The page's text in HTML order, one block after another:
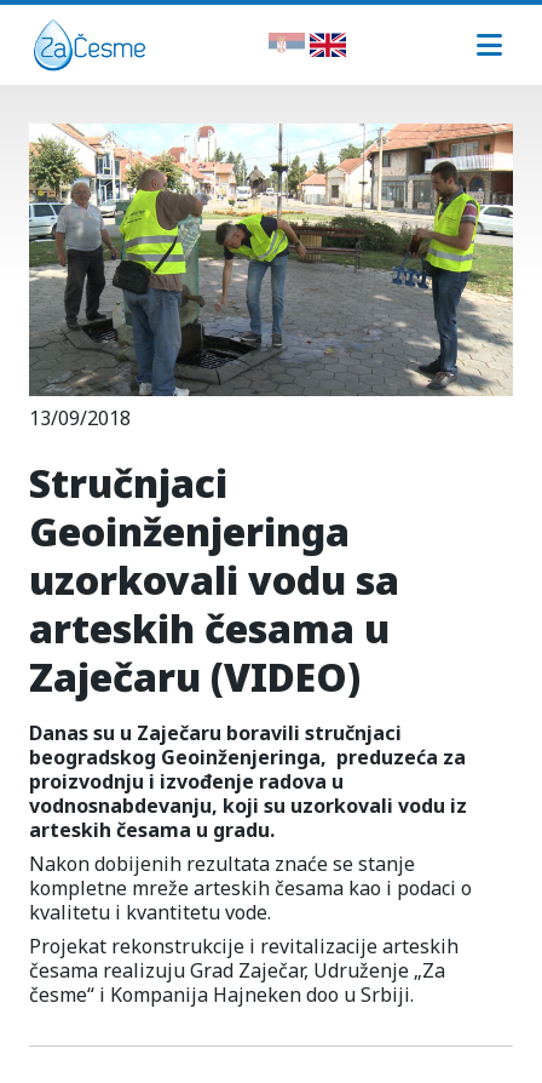
13/09/2018
Stručnjaci
Geoinženjeringa
uzorkovali vodu sa
arteskih česama u
Zaječaru (VIDEO)
Danas su u Zaječaru boravili stručnjaci
beogradskog Geoinženjeringa, preduzeća za
proizvodnju i izvođenje radova u
vodnosnabdevanju, koji su uzorkovali vodu iz
arteskih česama u gradu.
Nakon dobijenih rezultata znaće se stanje
kompletne mreže arteskih česama kao i podaci o
kvalitetu i kvantitetu vode.
Projekat rekonstrukcije i revitalizacije arteskih
česama realizuju Grad Zaječar, Udruženje „Za
česme“ i Kompanija Hajneken doo u Srbiji.